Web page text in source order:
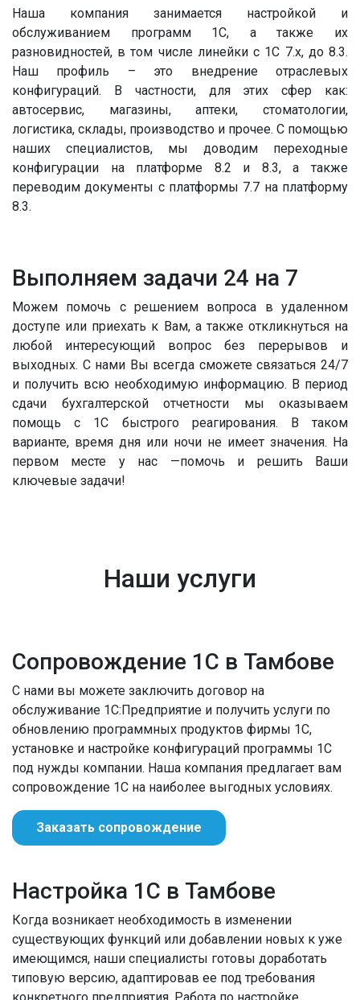
Наша компания занимается настройкой и
обслуживанием программ 1С, а также их
разновидностей, в том числе линейки с 1С 7.x, до 8.3.
Наш профиль – это внедрение отраслевых
конфигураций. В частности, для этих сфер как:
автосервис, магазины, аптеки, стоматологии,
логистика, склады, производство и прочее. С помощью
наших специалистов, мы доводим переходные
конфигурации на платформе 8.2 и 8.3, а также
переводим документы с платформы 7.7 на платформу
8.3.
Выполняем задачи 24 на 7
Можем помочь с решением вопроса в удаленном
доступе или приехать к Вам, а также откликнуться на
любой интересующий вопрос без перерывов и
выходных. С нами Вы всегда сможете связаться 24/7
и получить всю необходимую информацию. В период
сдачи бухгалтерской отчетности мы оказываем
помощь с 1С быстрого реагирования. В таком
варианте, время дня или ночи не имеет значения. На
первом месте у нас —помочь и решить Ваши
ключевые задачи!
Наши услуги
Сопровождение 1С в Тамбове
С нами вы можете заключить договор на
обслуживание 1С:Предприятие и получить услуги по
обновлению программных продуктов фирмы 1С,
установке и настройке конфигураций программы 1С
под нужды компании. Наша компания предлагает вам
сопровождение 1С на наиболее выгодных условиях.
Заказать сопровождение
Настройка 1С в Тамбове
Когда возникает необходимость в изменении
существующих функций или добавлении новых к уже
имеющимся, наши специалисты готовы доработать
типовую версию, адаптировав ее под требования